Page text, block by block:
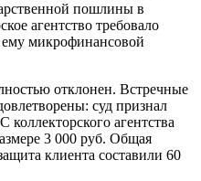
пошлины в
агентство требовало
ему микрофинансовой
отклонен. Встречные
суд признал
агентства
3 000 руб. Общая
клиента составили 60